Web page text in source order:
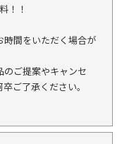
！！
間をいただく場合が
のご提案やキャンセ
ご了承ください。